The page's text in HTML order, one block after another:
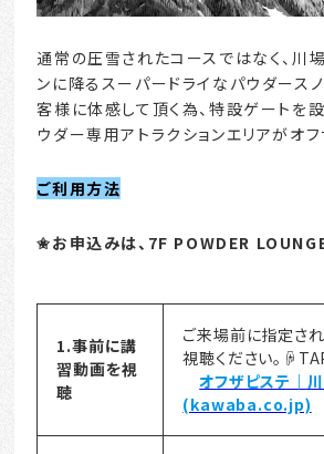
通常の圧雪されたコースではなく、川
ンに降るスーパードライなパウダース
客様に体感して頂く為、特設ゲートを
ウダー専用アトラクションエリアがオフ
ご利用方法
✬お申込みは、7F POWDER LOUNGE
1.事前に講
習動画を視
聴
ご来場前に指定さ
視聴ください。
オフザピステ｜
(kawaba.co.jp)